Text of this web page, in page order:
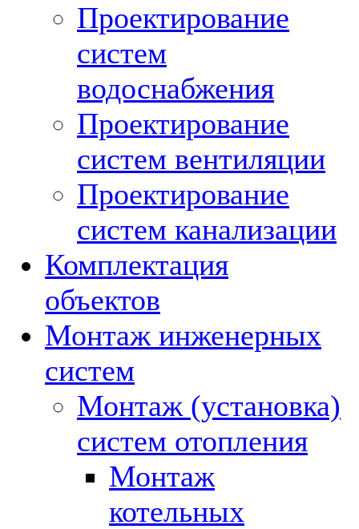
Проектирование
систем
водоснабжения
Проектирование
систем вентиляции
Проектирование
систем канализации
Комплектация
объектов
Монтаж инженерных
систем
Монтаж (установка)
систем отопления
Монтаж
котельных